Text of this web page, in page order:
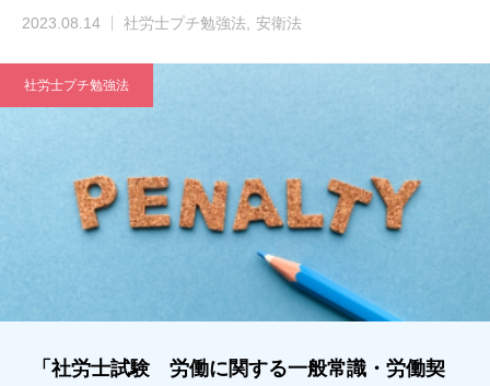
2023.08.14
社労士プチ勉強法 安衛法
社労士プチ勉強法
「社労士試験 労働に関する一般常識・労働契